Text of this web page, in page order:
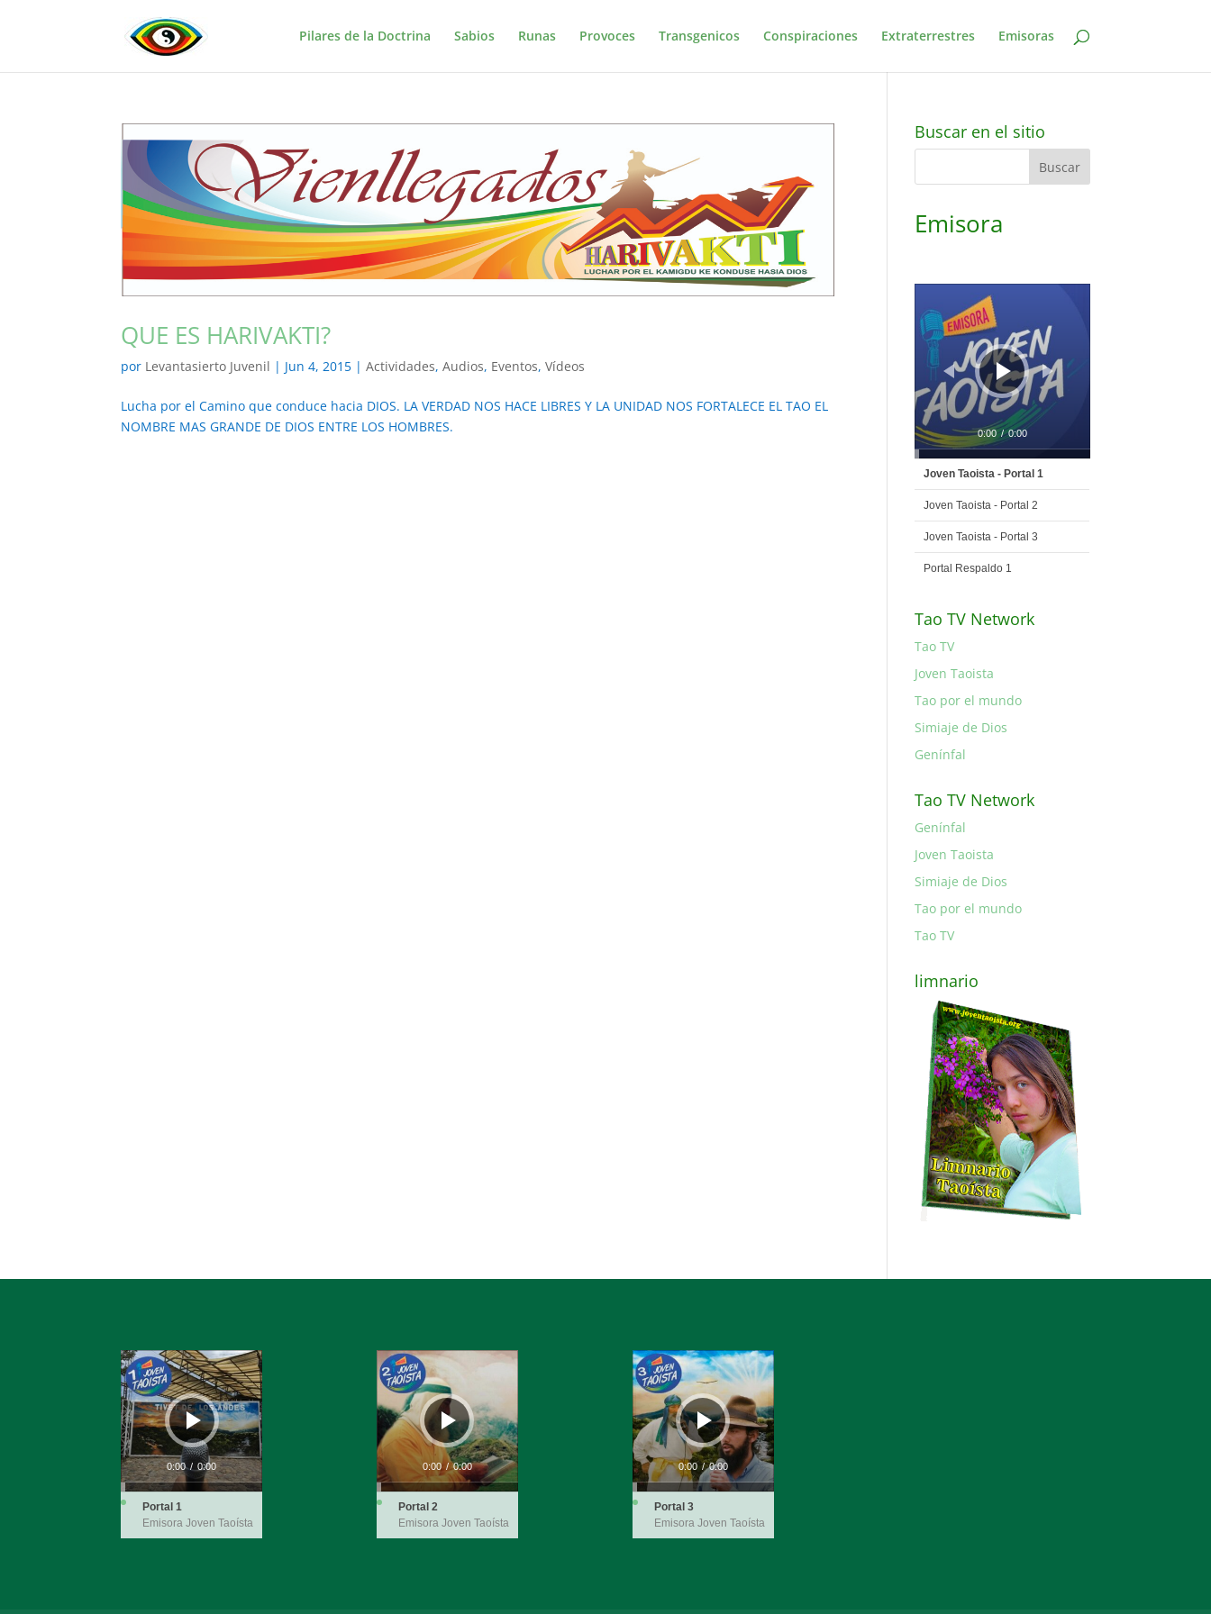
Pilares de la Doctrina Sabios Runas Provoces Transgenicos Conspiraciones Extraterrestres Emisoras
QUE ES HARIVAKTI?
por Levantasierto Juvenil | Jun 4, 2015 |Actividades,Audios, Eventos,Vídeos
Lucha por el Camino que conduce hacia DIOS. LA VERDAD NOS HACE LIBRES Y LA UNIDAD NOS FORTALECE EL TAO EL
NOMBRE MAS GRANDE DE DIOS ENTRE LOS HOMBRES.
Buscar en el sitio
Emisora
Reproductor
audio
0:00 / 0:00
Joven Taoista - Portal 1
Joven Taoista - Portal 2
Joven Taoista - Portal 3
Portal Respaldo 1
Tao TV Network
Tao TV
Joven Taoista
Tao por el mundo
Simiaje de Dios
Genínfal
Tao TV Network
Genínfal
Joven Taoista
Simiaje de Dios
Tao por el mundo
Tao TV
limnario
Reproductor
de
audio
0:00 / 0:00
Portal 1
Emisora Joven Taoísta
Reproductor
de
audio
0:00 / 0:00
Portal 2
Emisora Joven Taoísta
Reproductor
de
audio
0:00 / 0:00
Portal 3
Emisora Joven Taoísta